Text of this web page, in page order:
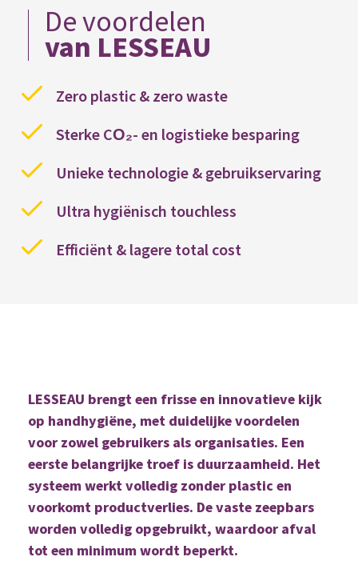
De voordelen
van LESSEAU
Zero plastic & zero waste
Sterke CO₂- en logistieke besparing
Unieke technologie & gebruikservaring
Ultra hygiënisch touchless
Efficiënt & lagere total cost
LESSEAU brengt een frisse en innovatieve kijk
op handhygiëne, met duidelijke voordelen
voor zowel gebruikers als organisaties. Een
eerste belangrijke troef is duurzaamheid. Het
systeem werkt volledig zonder plastic en
voorkomt productverlies. De vaste zeepbars
worden volledig opgebruikt, waardoor afval
tot een minimum wordt beperkt.